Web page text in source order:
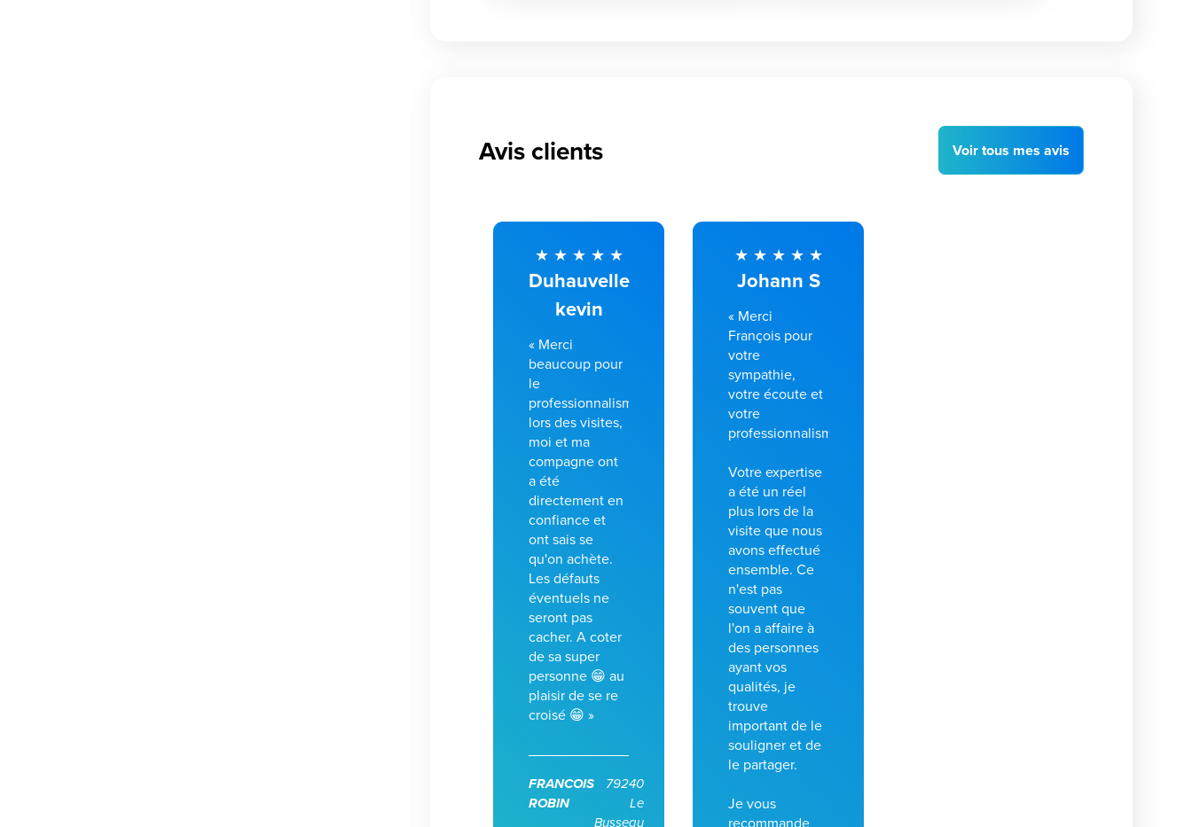
Avis clients Voirtous mes avis
Duhauvelle
kevin
« Merci
beaucoup pour
le
professionnalisme
lors des visites,
moi et ma
compagne ont
a été
directement en
confiance et
ont sais se
qu'on achète.
Les défauts
éventuels ne
seront pas
cacher. A coter
de sa super
personne 😁 au
plaisir de se re
croisé 😁 »
FRANCOIS
ROBIN
79240
Le
Busseau
Johann S
« Merci
François pour
votre
sympathie,
votre écoute et
votre
professionnalisme.
Votre expertise
a été un réel
plus lors de la
visite que nous
avons effectué
ensemble. Ce
n'est pas
souvent que
l'on a affaire à
des personnes
ayant vos
qualités, je
trouve
important de le
souligner et de
le partager.
Je vous
recommande